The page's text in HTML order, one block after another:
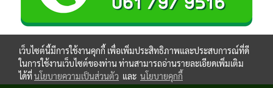
เว็บไซต์นี้มีการใช้งานคุกกี้ เพื่อเพิ่มประสิทธิภาพและประสบการณ์ที่ดี
ในการใช้งานเว็บไซต์ของท่าน ท่านสามารถอ่านรายละเอียดเพิ่มเติม
ได้ที่นโยบายความเป็นส่วนตัว และ นโยบายคุกกี้